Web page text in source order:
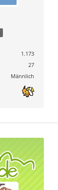
1.173
27
Männlich